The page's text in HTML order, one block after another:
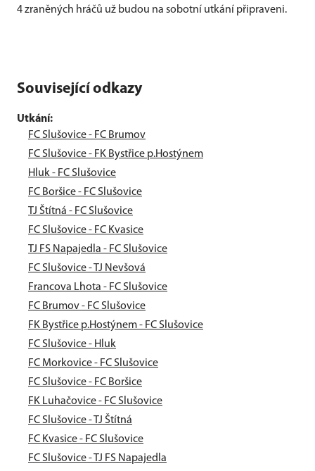
4 zraněných hráčů už budou na sobotní utkání připraveni.
Související odkazy
Utkání:
FC Slušovice - FC Brumov
FC Slušovice - FK Bystřice p.Hostýnem
Hluk - FC Slušovice
FC Boršice - FC Slušovice
TJ Štítná - FC Slušovice
FC Slušovice - FC Kvasice
TJ FS Napajedla - FC Slušovice
FC Slušovice - TJ Nevšová
Francova Lhota - FC Slušovice
FC Brumov - FC Slušovice
FK Bystřice p.Hostýnem - FC Slušovice
FC Slušovice - Hluk
FC Morkovice - FC Slušovice
FC Slušovice - FC Boršice
FK Luhačovice - FC Slušovice
FC Slušovice - TJ Štítná
FC Kvasice - FC Slušovice
FC Slušovice - TJ FS Napajedla